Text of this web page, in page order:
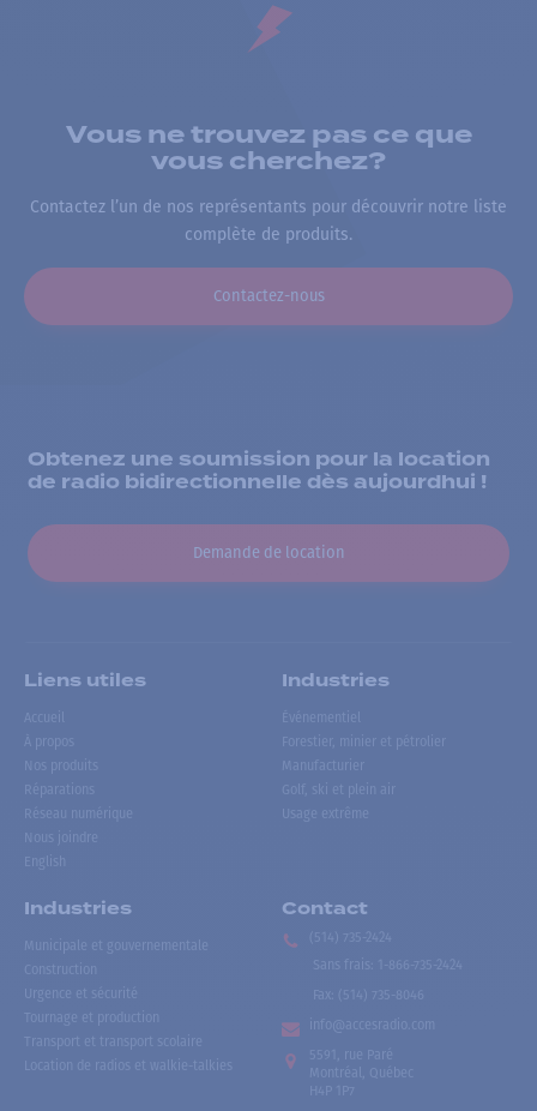
Vous ne trouvez pas ce que
vous cherchez?
Contactez l’un de nos représentants pour découvrir notre liste
complète de produits.
Contactez-nous
Obtenez une soumission pour la location
de radio bidirectionnelle dès aujourdhui !
Demande de location
Liens utiles
Accueil
À propos
Nos produits
Réparations
Réseau numérique
Nous joindre
English
Industries
Événementiel
Forestier, minier et pétrolier
Manufacturier
Golf, ski et plein air
Usage extrême
Industries
Municipale et gouvernementale
Construction
Urgence et sécurité
Tournage et production
Transport et transport scolaire
Location de radios et walkie-talkies
Contact
(514) 735-2424
Sans frais
1-866-735-2424
Fax:
(514) 735-8046
info@accesradio.com
5591, rue Paré
Montréal, Québec
H4P 1P7